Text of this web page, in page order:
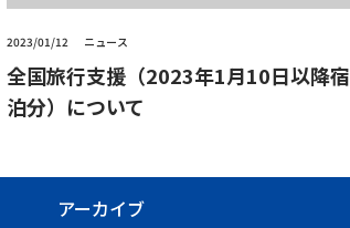
2023/01/12 ニュース
全国旅行支援（2023年1月10日以降宿
泊分）について
アーカイブ